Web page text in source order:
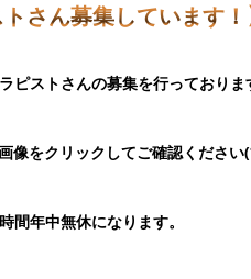
さん募集しています！
ピストさんの募集を行っておりま
像をクリックしてご確認くださ
間年中無休になります。